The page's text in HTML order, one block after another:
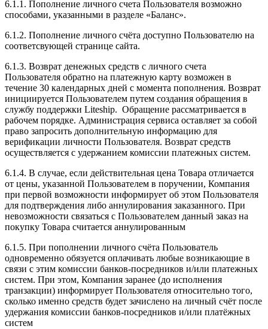
6.1.1. Пополнение личного счета Пользователя возможно
способами, указанными в разделе «Баланс».
6.1.2. Пополнение личного счёта доступно Пользователю на
соответсвующей странице сайта.
6.1.3. Возврат денежных средств с личного счета
Пользователя обратно на платежную карту возможен в
течение 30 календарных дней с момента пополнения. Возврат
инициируется Пользователем путем создания обращения в
службу поддержки Liteship. Обращение рассматривается в
рабочем порядке. Администрация сервиса оставляет за собой
право запросить дополнительную информацию для
верификации личности Пользователя. Возврат средств
осуществляется с удержанием комиссии платежных систем.
6.1.4. В случае, если действительная цена Товара отличается
от цены, указанной Пользователем в поручении, Компания
при первой возможности информирует об этом Пользователя
для подтверждения либо аннулирования заказанного. При
невозможности связаться с Пользователем данный заказ на
покупку Товара считается аннулированным
6.1.5. При пополнении личного счёта Пользователь
одновременно обязуется оплачивать любые возникающие в
связи с этим комиссии банков-посредников и/или платежных
систем. При этом, Компания заранее (до исполнения
транзакции) информирует Пользователя относительно того,
сколько именно средств будет зачислено на личный счёт после
удержания комиссии банков-посредников и/или платёжных
систем